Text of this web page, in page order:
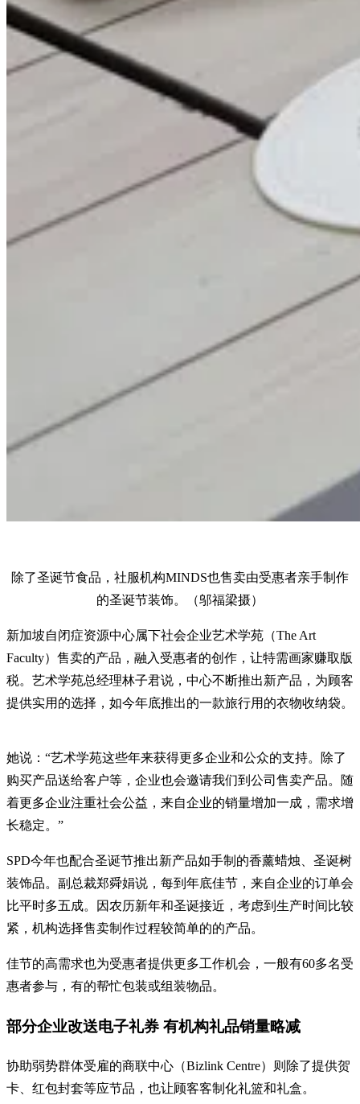
除了圣诞节食品，社服机构MINDS也售卖由受惠者亲手制作
的圣诞节装饰。（邬福梁摄）
新加坡自闭症资源中心属下社会企业艺术学苑（The Art
Faculty）售卖的产品，融入受惠者的创作，让特需画家赚取版
税。艺术学苑总经理林子君说，中心不断推出新产品，为顾客
提供实用的选择，如今年底推出的一款旅行用的衣物收纳袋。
她说：“艺术学苑这些年来获得更多企业和公众的支持。除了
购买产品送给客户等，企业也会邀请我们到公司售卖产品。随
着更多企业注重社会公益，来自企业的销量增加一成，需求增
长稳定。”
SPD今年也配合圣诞节推出新产品如手制的香薰蜡烛、圣诞树
装饰品。副总裁郑舜娟说，每到年底佳节，来自企业的订单会
比平时多五成。因农历新年和圣诞接近，考虑到生产时间比较
紧，机构选择售卖制作过程较简单的的产品。
佳节的高需求也为受惠者提供更多工作机会，一般有60多名受
惠者参与，有的帮忙包装或组装物品。
部分企业改送电子礼券 有机构礼品销量略减
协助弱势群体受雇的商联中心（Bizlink Centre）则除了提供贺
卡、红包封套等应节品，也让顾客客制化礼篮和礼盒。